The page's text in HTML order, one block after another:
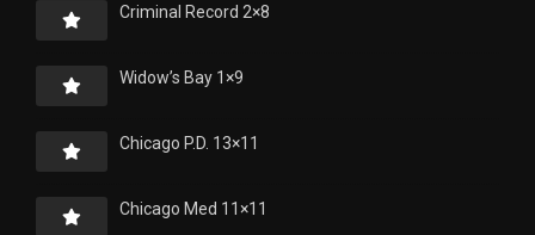
Criminal Record 2×8
Widow’s Bay 1×9
Chicago P.D. 13×11
Chicago Med 11×11